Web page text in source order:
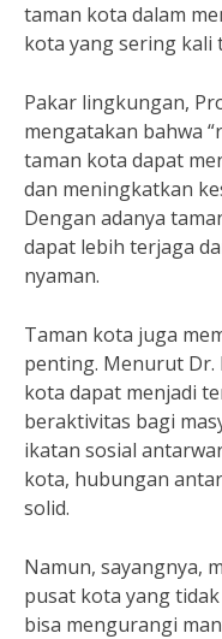
taman kota dalam
kota yang sering kali
Pakar lingkungan,
mengatakan bahwa
taman kota dapat
dan meningkatkan
Dengan adanya
dapat lebih terjaga
nyaman.
Taman kota juga
penting. Menurut Dr.
kota dapat menjadi
beraktivitas bagi
ikatan sosial
kota, hubungan
solid.
Namun, sayangnya,
pusat kota yang
bisa mengurangi